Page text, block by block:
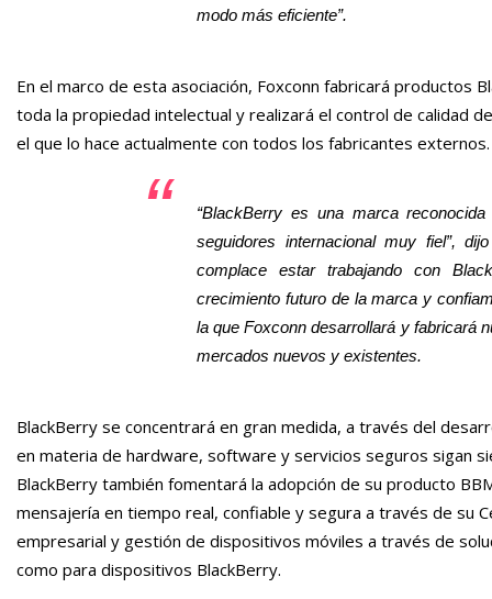
modo más eficiente”.
En el marco de esta asociación, Foxconn fabricará productos
toda la propiedad intelectual y realizará el control de calidad
el que lo hace actualmente con todos los fabricantes externos.
“BlackBerry es una marca
seguidores internacional muy fiel”,
complace estar trabajando con
crecimiento futuro de la marca y
la que Foxconn desarrollará y fabricará
mercados nuevos y existentes.
BlackBerry se concentrará en gran medida, a través del
en materia de hardware, software y servicios seguros sigan
BlackBerry también fomentará la adopción de su producto
mensajería en tiempo real, confiable y segura a través de su
empresarial y gestión de dispositivos móviles a través de
como para dispositivos BlackBerry.